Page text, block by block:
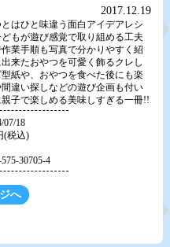
2017.12.19
はひと味違う面白アイデアレシ
もが遊び感覚で取り組める工夫
業手順も写真で分かりやすく紹
来たおやつを可愛く飾るクレし
紙や、おやつを食べた後にも楽
違い探しなどの遊び企画も付い
子で楽しめる美味しすぎる一冊!!
07/18
(税込)
30705-4
へ